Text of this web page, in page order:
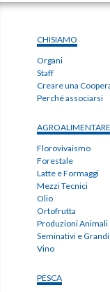
CHISIAMO
Organi
Staff
Creare una
Perché associarsi
AGROALIMENTARE
Florovivaismo
Forestale
Latte e Formaggi
Mezzi Tecnici
Olio
Ortofrutta
Produzioni Animali
Seminativi e
Vino
PESCA